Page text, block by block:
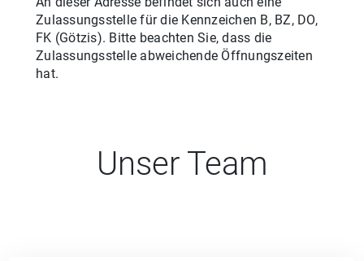
Zulassungsstelle für die Kennzeichen B, BZ, DO,
FK (Götzis). Bitte beachten Sie, dass die
Zulassungsstelle abweichende Öffnungszeiten
hat.
Unser Team